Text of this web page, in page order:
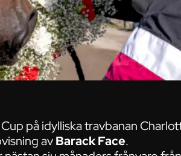
på idylliska travbanan
avBarack Face.